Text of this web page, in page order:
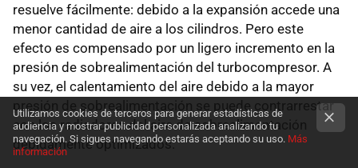
resuelve fácilmente: debido a la expansión accede una
menor cantidad de aire a los cilindros. Pero este
efecto es compensado por un ligero incremento en la
presión de sobrealimentación del turbocompresor. A
su vez, el calentamiento del aire debido a la mayor
presión de sobrealimentación se puede contrarrestar
con los radiadores del aire de sobrealimentación
debidamente optimizados.
Utilizamos cookies de terceros para generar estadísticas de
audiencia y mostrar publicidad personalizada analizando tu
navegación. Si sigues navegando estarás aceptando su uso. Más
información